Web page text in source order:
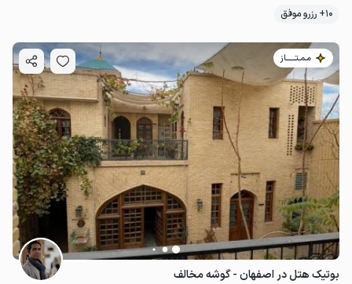
10+ رزرو موفق
مـمـتــــــاز
بوتیک هتل در اصفهان - گوشه مخالف